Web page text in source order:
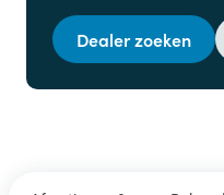
Dealer zoeken